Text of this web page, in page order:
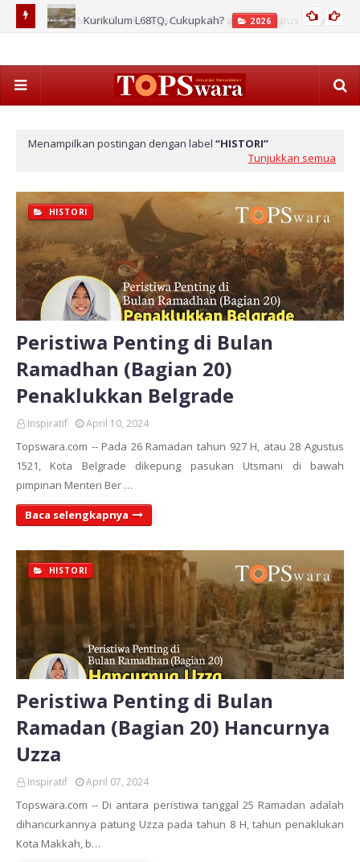
Kurikulum L68TQ, Cukupkah? 2026
Menampilkan postingan dengan label
HISTORI
Tunjukkan semua
HISTORI
Peristiwa Penting di Bulan
Ramadhan (Bagian 20)
Penaklukkan Belgrade
Inspiratif April 10, 2024
Topswara.com -- Pada 26 Ramadan tahun 927 H, atau 28 Agustus
1521, Kota Belgrade dikepung pasukan Utsmani di bawah
pimpinan Menteri Ber …
Baca selengkapnya
HISTORI
Peristiwa Penting di Bulan
Ramadan (Bagian 20) Hancurnya
Uzza
Inspiratif April 07, 2024
Topswara.com -- Di antara peristiwa tanggal 25 Ramadan adalah
dihancurkannya patung Uzza pada tahun 8 H, tahun penaklukan
Kota Makkah, b…